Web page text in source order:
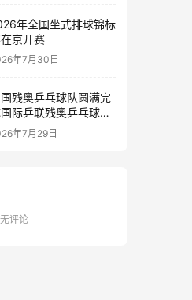
年全国坐式排球锦标
京开赛
年7月30日
残奥乒乓球队圆满完
际乒联残奥乒乓球新
和精英赛泰国站参赛
年7月29日
评论